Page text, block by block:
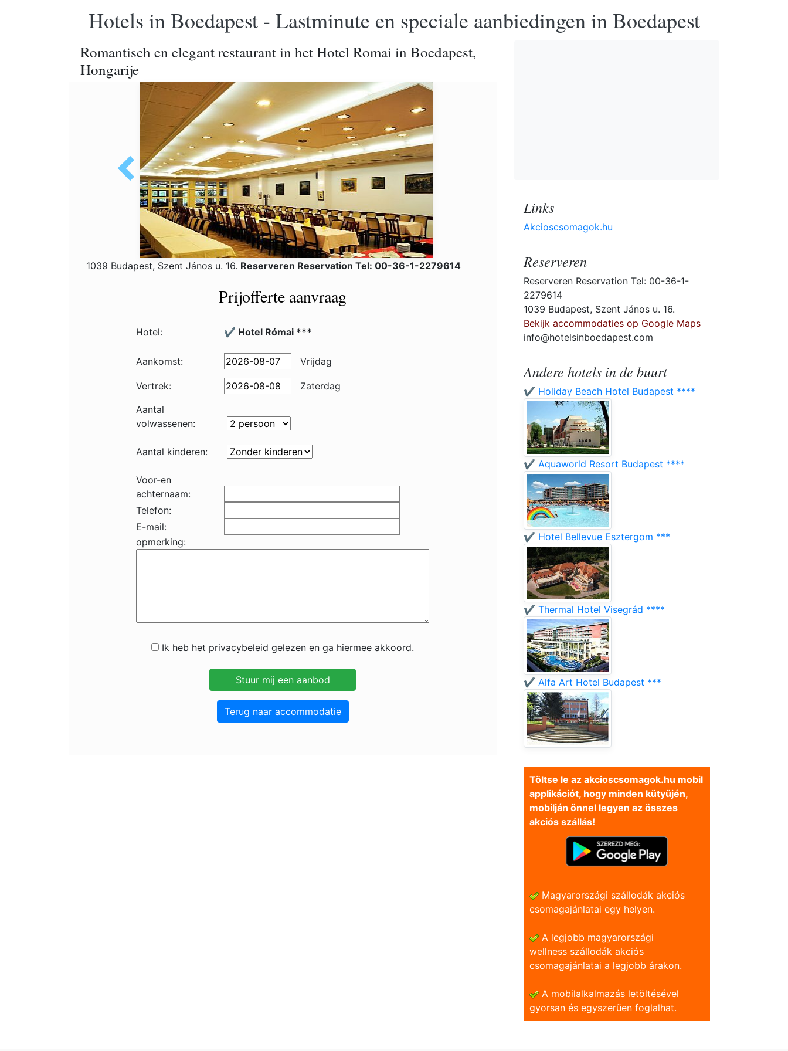
Hotels in Boedapest - Lastminute en speciale aanbiedingen in Boedapest
Romantisch en elegant restaurant in het Hotel Romai in Boedapest,
Hongarije
1039 Budapest, Szent János u. 16. Reserveren Reservation Tel: 00-36-1-2279614
Prijofferte aanvraag
Hotel: ✔️ Hotel Római ***
Aankomst: Vrijdag
Vertrek:
Zaterdag
Aantal
volwassenen:
Aantal kinderen:
Voor-en
achternaam:
Telefon:
E-mail:
opmerking:
Ik heb het privacybeleid gelezen en ga hiermee akkoord.
Terug naar accommodatie
Links
Akcioscsomagok.hu
Reserveren
Reserveren Reservation Tel: 00-36-1-
2279614
1039 Budapest, Szent János u. 16.
Bekijk accommodaties op Google Maps
info@hotelsinboedapest.com
Andere hotels in de buurt
✔️ Holiday Beach Hotel Budapest ****
✔️ Aquaworld Resort Budapest ****
✔️ Hotel Bellevue Esztergom ***
✔️ Thermal Hotel Visegrád ****
✔️ Alfa Art Hotel Budapest ***
Töltse le az akcioscsomagok.hu mobil
applikációt, hogy minden kütyüjén,
mobilján önnel legyen az összes
akciós szállás!
Magyarországi szállodák akciós
csomagajánlatai egy helyen.
A legjobb magyarországi
wellness szállodák akciós
csomagajánlatai a legjobb árakon.
A mobilalkalmazás letöltésével
gyorsan és egyszerũen foglalhat.